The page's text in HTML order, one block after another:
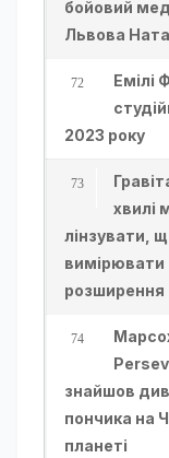
бойовий
Львова
Емілі
2023 року
хвилі
лінзувати,
вимірювати
розширення
знайшов
пончика на
планеті